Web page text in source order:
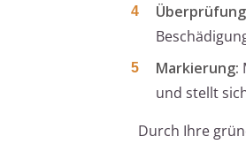
Markierung:
und stellt
Durch Ihre